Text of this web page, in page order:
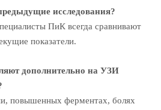
исследования?
ПиК всегда сравнивают
показатели.
дополнительно на УЗИ
повышенных ферментах, болях